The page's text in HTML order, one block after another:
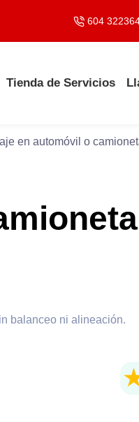
604
Tienda de Servicios
en automóvil o
balanceo ni alineación.